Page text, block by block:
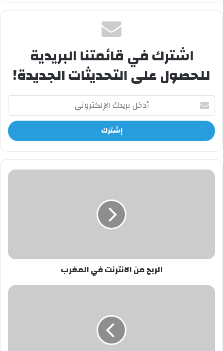
اشترك في قائمتنا البريدية
للحصول على التحديثات الجديدة!
أدخل
بريدك
الإلكتروني
الربح
الربح من الانترنت في المغرب
طريقة